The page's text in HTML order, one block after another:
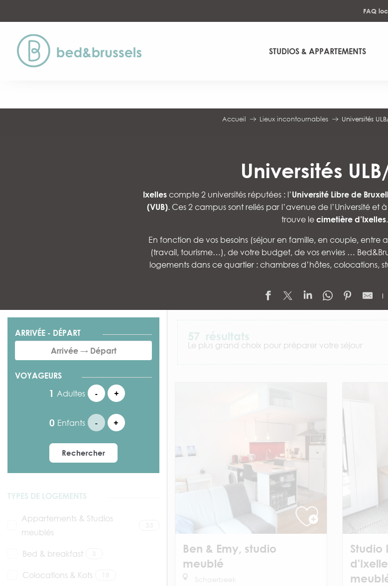
principal
FAQ
STUDIOS & APPARTEMENTS
Accueil Lieux incontournables Universités
Universités
Ixellescompte 2 universités réputées : l’Université Libre de
(VUB). Ces 2 campus sont reliés par l’avenue de l’Université et
trouve le cimetière d’Ixelles.
En fonction de vos besoins (séjour en famille, en couple, entre
(travail, tourisme…), de votre budget, de vos envies …
logements dans ce quartier : chambres d’hôtes, colocations,
ARRIVÉE - DÉPART
VOYAGEURS
Adultes
- +
Enfants - +
Rechercher
TYPES DE LOGEMENTS
Appartements & Studios
meublés
Bed & breakfast
Colocations & Kots
57 résultats
Le plus grand choix pour préparer votre séjour
Ben & Emy, studio
meublé
Schaerbeek
Studio